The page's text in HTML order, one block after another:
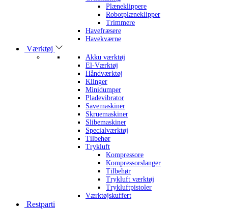
Plæneklippere
Robotplæneklipper
Trimmere
Havefræsere
Havekværne
Værktøj
Akku værktøj
El-Værktøj
Håndværktøj
Klinger
Minidumper
Pladevibrator
Savemaskiner
Skruemaskiner
Slibemaskiner
Specialværktøj
Tilbehør
Trykluft
Kompressore
Kompressorslanger
Tilbehør
Trykluft værktøj
Trykluftpistoler
Værktøjskuffert
Restparti